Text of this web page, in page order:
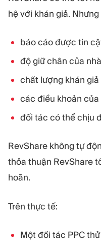
hệ với khán giả.
báo cáo được tin
độ giữ chân của
chất lượng khán giả
các điều khoản
đối tác có thể chịu
RevShare không tự
thỏa thuận RevShare
hoãn.
Trên thực tế:
Một đối tác PPC